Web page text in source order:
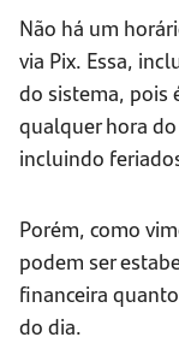
Não há um
via Pix. Essa,
do sistema, pois
qualquer hora
incluindo
Porém, como
podem ser
financeira
do dia.